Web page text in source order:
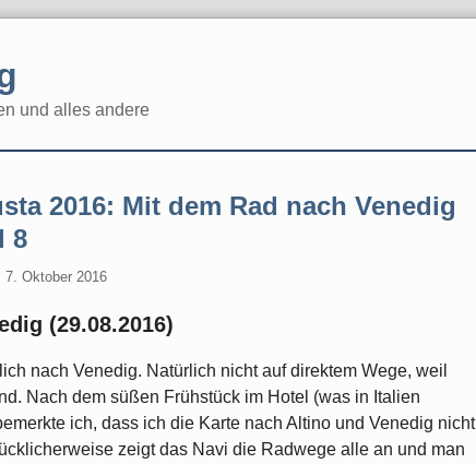
und alles andere
2016: Mit dem Rad nach Venedig
8
7. Oktober 2016
(29.08.2016)
nach Venedig. Natürlich nicht auf direktem Wege, weil
Nach dem süßen Frühstück im Hotel (was in Italien
ich, dass ich die Karte nach Altino und Venedig nicht
zeigt das Navi die Radwege alle an und man